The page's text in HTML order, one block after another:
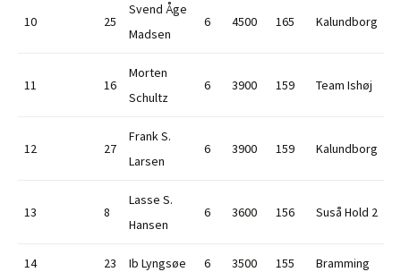
10 25
Svend Åge
Madsen
6 4500 165 Kalundborg
11 16
Morten
Schultz
6 3900 159 Team Ishøj
12 27
Frank S.
Larsen
6 3900 159 Kalundborg
13 8
Lasse S.
Hansen
6 3600 156 Suså Hold 2
14 23 Ib Lyngsøe 6 3500 155 Bramming